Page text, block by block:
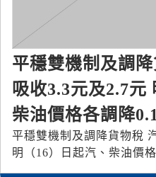
平穩雙機制及調
吸收3.3元及2.7元
柴油價格各調降
平穩雙機制及調降貨物稅
明（16）日起汽、柴油價